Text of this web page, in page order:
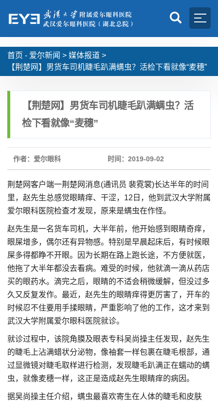
首页 - 爱尔新闻 > 媒体报道 >
【荆楚网】男货车司机睫毛趴满螨虫？活检下看就像“麦穗”
【荆楚网】男货车司机睫毛趴满螨虫？活
检下看就像“麦穗”
作者：爱尔眼科 时间：2019-09-02
荆楚网客户端一荆楚网消息(通讯员 裴霓裳)长达半年的时间
里，赵先生总感觉眼睛痒、干涩，12日，他到武汉大学附属
爱尔眼科医院检查才发现，原来是螨虫在作怪。
赵先生是一名货车司机，大半年前，他开始感到眼睛奇痒，
眼屎增多，偶尔还有异物感。特别是早晨起床后，有时候眼
屎多得都睁不开眼。因为长期在路上跑长途，不方便就医，
他拖了大半年都没去看病。难受的时候，他就滴一滴从药店
买的眼药水。滴完之后，眼睛的不适会稍微缓解，但没过多
久又反复发作。最近，赵先生的眼睛痒得更厉害了，开车的
时候忍不住要用手揉眼睛，严重影响了他的工作，这才来到
武汉大学附属爱尔眼科医院就诊。
就诊过程中，该院角膜及眼表专科吴尚操主任发现，赵先生
的睫毛上沾满蜡状分泌物，像袖套一样包裹在睫毛根部，通
过显微镜对睫毛取样进行检测，发现睫毛趴满正在蠕动的螨
虫，就像麦穗一样，这正是造成赵先生眼睛痒的病因。
据吴尚操主任介绍，螨虫最喜欢寄生在人体的睫毛和皮肤